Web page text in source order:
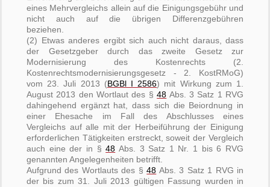
eines Mehrvergleichs allein auf die Einigungsgebühr und
nicht auch auf die übrigen Differenzgebühren
beziehen.
(2) Etwas anderes ergibt sich auch nicht daraus, dass
der Gesetzgeber durch das zweite Gesetz zur
Modernisierung des Kostenrechts (2.
Kostenrechtsmodernisierungsgesetz - 2. KostRMoG)
vom 23. Juli 2013 (BGBl I 2586) mit Wirkung zum 1.
August 2013 den Wortlaut des §48 Abs. 3 Satz 1 RVG
dahingehend ergänzt hat, dass sich die Beiordnung in
einer Ehesache im Fall des Abschlusses eines
Vergleichs auf alle mit der Herbeiführung der Einigung
erforderlichen Tätigkeiten erstreckt, soweit der Vergleich
auch eine der in §48 Abs. 3 Satz 1 Nr. 1 bis 6 RVG
genannten Angelegenheiten betrifft.
Aufgrund des Wortlauts des §48 Abs. 3 Satz 1 RVG in
der bis zum 31. Juli 2013 gültigen Fassung wurden in